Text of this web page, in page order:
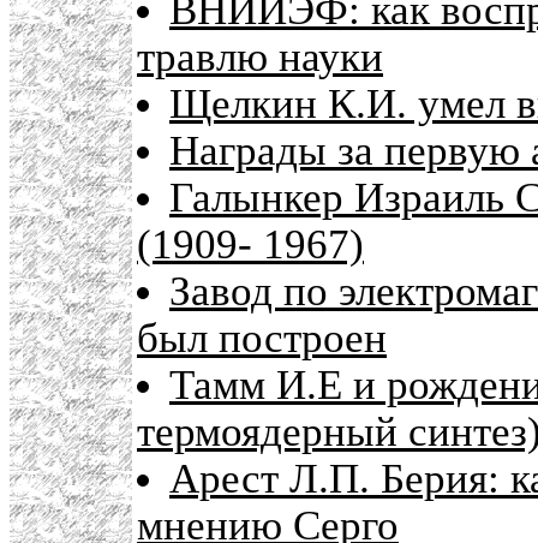
ВНИИЭФ: как
травлю науки
Щелкин К.И. умел
Награды за
Галынкер Израиль
(1909- 1967)
Завод по
был построен
Тамм И.Е и
термоядерный
Арест Л.П. Берия:
мнению Серго